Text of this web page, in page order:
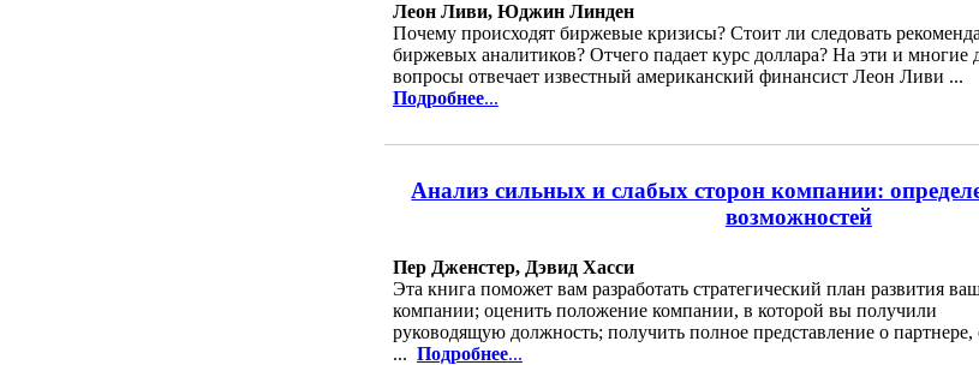
Леон Ливи, Юджин Линден
Почему происходят биржевые кризисы? Стоит ли следовать
биржевых аналитиков? Отчего падает курс доллара? На эти и многие
вопросы отвечает известный американский финансист Леон Ливи ...
Подробнее...
Анализ сильных и слабых сторон компании:
возможностей
Пер Дженстер, Дэвид Хасси
Эта книга поможет вам разработать стратегический план развития
компании; оценить положение компании, в которой вы получили
руководящую должность; получить полное представление о партнере,
... Подробнее...